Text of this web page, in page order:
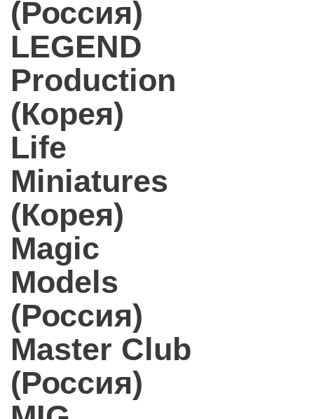
(Россия)
LEGEND
Production
(Корея)
Life
Miniatures
(Корея)
Magic
Models
(Россия)
Master Club
(Россия)